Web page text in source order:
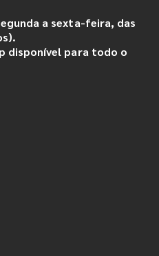
a sexta-feira, das
disponível para todo o